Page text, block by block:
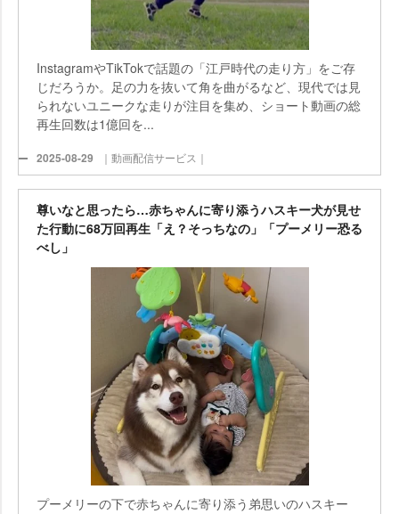
InstagramやTikTokで話題の「江戸時代の走り方」をご存
じだろうか。足の力を抜いて角を曲がるなど、現代では見
られないユニークな走りが注目を集め、ショート動画の総
再生回数は1億回を...
2025-08-29 ｜動画配信サービス｜
尊いなと思ったら…赤ちゃんに寄り添うハスキー犬が見せ
た行動に68万回再生「え？そっちなの」「プーメリー恐る
べし」
プーメリーの下で赤ちゃんに寄り添う弟思いのハスキー